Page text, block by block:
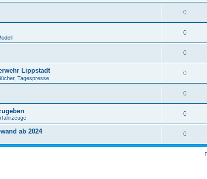
0
0
0
Lippstadt
Tagespresse
0
0
0
ab 2024 0